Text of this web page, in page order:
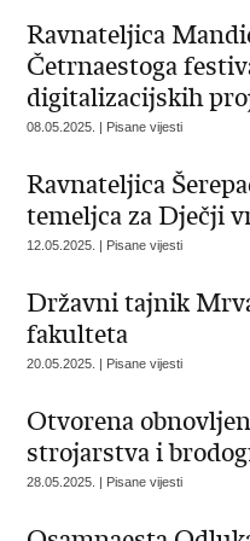
Ravnateljica
Četrnaestoga
digitalizacijskih
08.05.2025. | Pisane vijesti
Ravnateljica
temeljca za Dječji
12.05.2025. | Pisane vijesti
Državni tajnik
fakulteta
20.05.2025. | Pisane vijesti
Otvorena
strojarstva i
28.05.2025. | Pisane vijesti